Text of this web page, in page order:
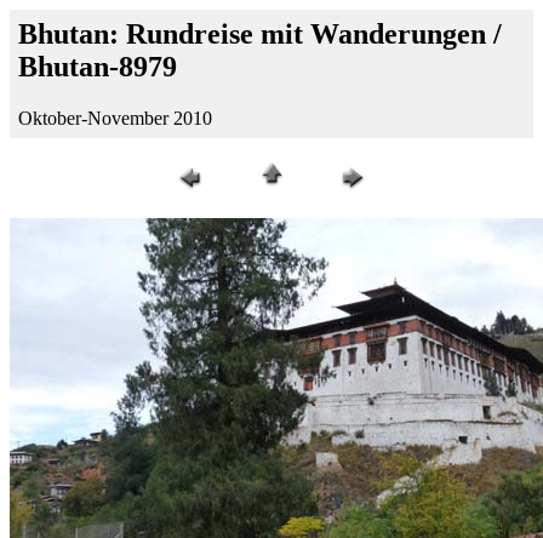
Bhutan: Rundreise mit Wanderungen /
Bhutan-8979
Oktober-November 2010